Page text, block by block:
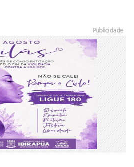
Publicidade